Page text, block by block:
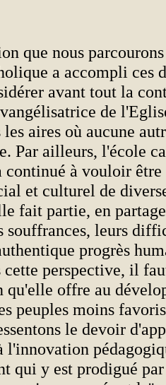
que nous
a accompli ces
avant tout la
de
aires où aucune
Par ailleurs, l'école
à vouloir être
et culturel de
fait partie, en
souffrances, leurs
progrès
cette perspective, il
qu'elle offre au
peuples moins
le devoir
l'innovation
qui y est prodigué